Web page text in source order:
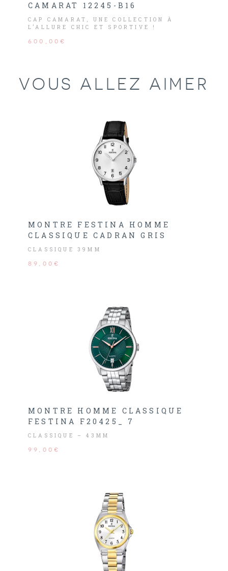
CAMARAT 12245-B16
CAP CAMARAT, UNE COLLECTION À
L’ALLURE CHIC ET SPORTIVE !
600,00€
VOUS ALLEZ AIMER
MONTRE FESTINA HOMME
CLASSIQUE CADRAN GRIS
CLASSIQUE 39MM
89,00€
MONTRE HOMME CLASSIQUE
FESTINA F20425_ 7
CLASSIQUE – 43MM
99,00€